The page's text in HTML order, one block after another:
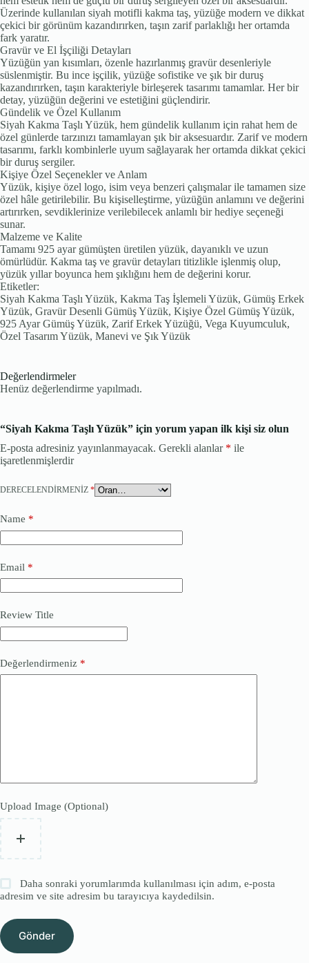
Üzerinde kullanılan siyah motifli kakma taş, yüzüğe modern ve dikkat
çekici bir görünüm kazandırırken, taşın zarif parlaklığı her ortamda
fark yaratır.
Gravür ve El İşçiliği Detayları
Yüzüğün yan kısımları, özenle hazırlanmış gravür desenleriyle
süslenmiştir. Bu ince işçilik, yüzüğe sofistike ve şık bir duruş
kazandırırken, taşın karakteriyle birleşerek tasarımı tamamlar. Her bir
detay, yüzüğün değerini ve estetiğini güçlendirir.
Gündelik ve Özel Kullanım
Siyah Kakma Taşlı Yüzük, hem gündelik kullanım için rahat hem de
özel günlerde tarzınızı tamamlayan şık bir aksesuardır. Zarif ve modern
tasarımı, farklı kombinlerle uyum sağlayarak her ortamda dikkat çekici
bir duruş sergiler.
Kişiye Özel Seçenekler ve Anlam
Yüzük, kişiye özel logo, isim veya benzeri çalışmalar ile tamamen size
özel hâle getirilebilir. Bu kişiselleştirme, yüzüğün anlamını ve değerini
artırırken, sevdiklerinize verilebilecek anlamlı bir hediye seçeneği
sunar.
Malzeme ve Kalite
Tamamı 925 ayar gümüşten üretilen yüzük, dayanıklı ve uzun
ömürlüdür. Kakma taş ve gravür detayları titizlikle işlenmiş olup,
yüzük yıllar boyunca hem şıklığını hem de değerini korur.
Etiketler:
Siyah Kakma Taşlı Yüzük, Kakma Taş İşlemeli Yüzük, Gümüş Erkek
Yüzük, Gravür Desenli Gümüş Yüzük, Kişiye Özel Gümüş Yüzük,
925 Ayar Gümüş Yüzük, Zarif Erkek Yüzüğü, Vega Kuyumculuk,
Özel Tasarım Yüzük, Manevi ve Şık Yüzük
Değerlendirmeler
Henüz değerlendirme yapılmadı.
“Siyah Kakma Taşlı Yüzük” için yorum yapan ilk kişi siz olun
E-posta adresiniz yayınlanmayacak. Gerekli alanlar * ile
işaretlenmişlerdir
DERECELENDIRMENIZ *
Name *
Email *
Review Title
Değerlendirmeniz *
Upload Image (Optional)
Daha sonraki yorumlarımda kullanılması için adım, e-posta
adresim ve site adresim bu tarayıcıya kaydedilsin.
Gönder